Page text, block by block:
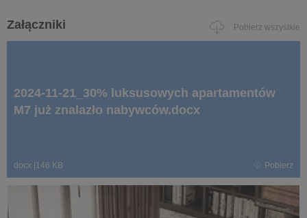
Załączniki Pobierz wszystkie
2024-11-21_30% luksusowych apartamentów
M7 już znalazło nabywców.docx
docx |146 KB Pobierz